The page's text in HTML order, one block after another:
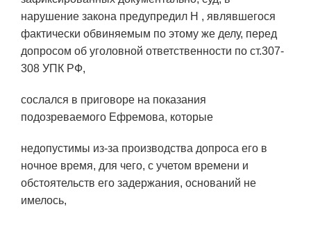
нарушение закона предупредил Н , являвшегося
фактически обвиняемым по этому же делу, перед
допросом об уголовной ответственности по ст.307-
308 УПК РФ,
сослался в приговоре на показания
подозреваемого Ефремова, которые
недопустимы из-за производства допроса его в
ночное время, для чего, с учетом времени и
обстоятельств его задержания, оснований не
имелось,